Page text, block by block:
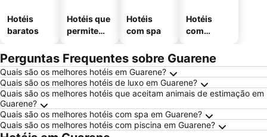
Hotéis
baratos
Hotéis que
permitem
Hotéis
com spa
Hotéis
com
mento
Perguntas Frequentes sobre Guarene
Quais são os melhores hotéis em Guarene?
Quais são os melhores hotéis de luxo em Guarene?
Quais são os melhores hotéis que aceitam animais de estimação em
Guarene?
Quais são os melhores hotéis com spa em Guarene?
Quais são os melhores hotéis com piscina em Guarene?